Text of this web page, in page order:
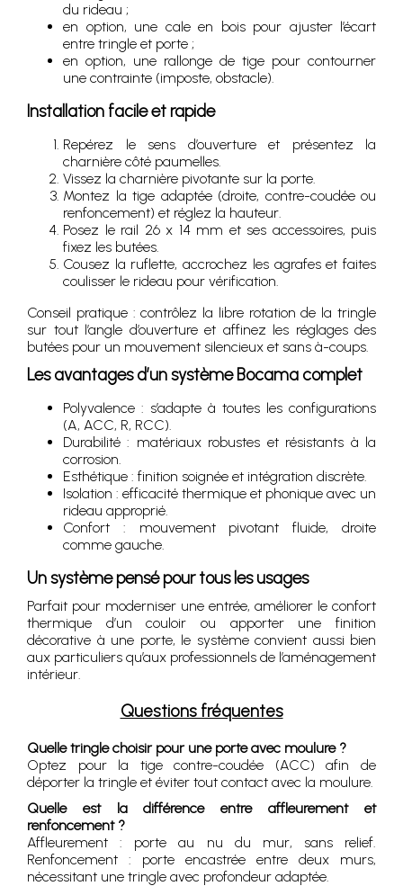
du rideau ;
en option, une cale en bois pour ajuster l’écart
entre tringle et porte ;
en option, une rallonge de tige pour contourner
une contrainte (imposte, obstacle).
Installation facile et rapide
Repérez le sens d’ouverture et présentez la
charnière côté paumelles.
Vissez la charnière pivotante sur la porte.
Montez la tige adaptée (droite, contre-coudée ou
renfoncement) et réglez la hauteur.
Posez le rail 26 x 14 mm et ses accessoires, puis
fixez les butées.
Cousez la ruflette, accrochez les agrafes et faites
coulisser le rideau pour vérification.
Conseil pratique : contrôlez la libre rotation de la tringle
sur tout l’angle d’ouverture et affinez les réglages des
butées pour un mouvement silencieux et sans à-coups.
Les avantages d’un système Bocama complet
Polyvalence : s’adapte à toutes les configurations
(A, ACC, R, RCC).
Durabilité : matériaux robustes et résistants à la
corrosion.
Esthétique : finition soignée et intégration discrète.
Isolation : efficacité thermique et phonique avec un
rideau approprié.
Confort : mouvement pivotant fluide, droite
comme gauche.
Un système pensé pour tous les usages
Parfait pour moderniser une entrée, améliorer le confort
thermique d’un couloir ou apporter une finition
décorative à une porte, le système convient aussi bien
aux particuliers qu’aux professionnels de l’aménagement
intérieur.
Questions fréquentes
Quelle tringle choisir pour une porte avec moulure ?
Optez pour la tige contre-coudée (ACC) afin de
déporter la tringle et éviter tout contact avec la moulure.
Quelle est la différence entre affleurement et
renfoncement ?
Affleurement : porte au nu du mur, sans relief.
Renfoncement : porte encastrée entre deux murs,
nécessitant une tringle avec profondeur adaptée.